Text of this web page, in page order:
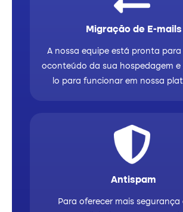
Migração de E-mails
A nossa equipe está pronta
oconteúdo da sua hospedagem
lo para funcionar em nossa
Antispam
Para oferecer mais